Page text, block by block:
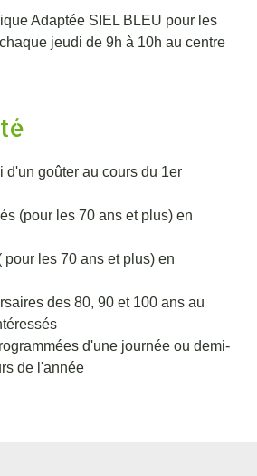
Adaptée SIEL BLEU pour les
jeudi de 9h à 10h au centre
d'un goûter au cours du 1er
(pour les 70 ans et plus) en
les 70 ans et plus) en
des 80, 90 et 100 ans au
d'une journée ou demi-
de l'année